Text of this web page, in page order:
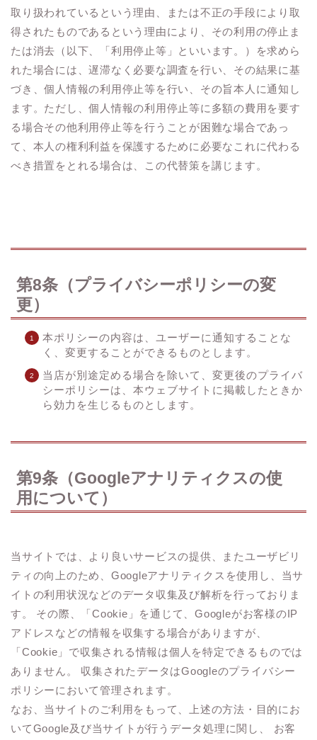
取り扱われているという理由、または不正の手段により取
得されたものであるという理由により、その利用の停止ま
たは消去（以下、「利用停止等」といいます。）を求めら
れた場合には、遅滞なく必要な調査を行い、その結果に基
づき、個人情報の利用停止等を行い、その旨本人に通知し
ます。ただし、個人情報の利用停止等に多額の費用を要す
る場合その他利用停止等を行うことが困難な場合であっ
て、本人の権利利益を保護するために必要なこれに代わる
べき措置をとれる場合は、この代替策を講じます。
第8条（プライバシーポリシーの変
更）
本ポリシーの内容は、ユーザーに通知することな
く、変更することができるものとします。
当店が別途定める場合を除いて、変更後のプライバ
シーポリシーは、本ウェブサイトに掲載したときか
ら効力を生じるものとします。
第9条（Googleアナリティクスの使
用について）
当サイトでは、より良いサービスの提供、またユーザビリ
ティの向上のため、Googleアナリティクスを使用し、当サ
イトの利用状況などのデータ収集及び解析を行っておりま
す。 その際、「Cookie」を通じて、Googleがお客様のIP
アドレスなどの情報を収集する場合がありますが、
「Cookie」で収集される情報は個人を特定できるものでは
ありません。 収集されたデータはGoogleのプライバシー
ポリシーにおいて管理されます。
なお、当サイトのご利用をもって、上述の方法・目的にお
いてGoogle及び当サイトが行うデータ処理に関し、 お客